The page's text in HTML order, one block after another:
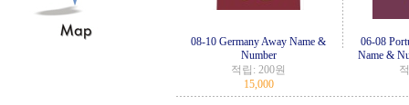
08-10 Germany Away Name &
Number
적립: 200원
15,000
06-08
Name &